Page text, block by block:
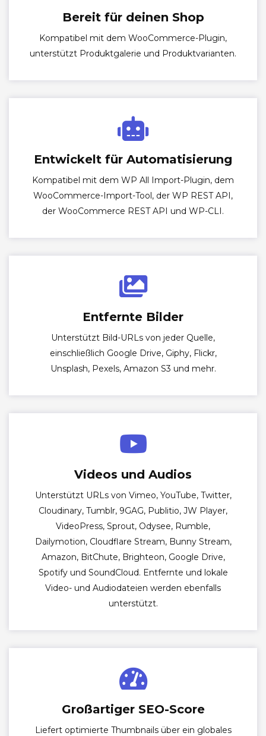
Bereit für deinen Shop
Kompatibel mit dem WooCommerce-Plugin,
unterstützt Produktgalerie und Produktvarianten.
Entwickelt für Automatisierung
Kompatibel mit dem WP All Import-Plugin, dem
WooCommerce-Import-Tool, der WP REST API,
der WooCommerce REST API und WP-CLI.
Entfernte Bilder
Unterstützt Bild-URLs von jeder Quelle,
einschließlich Google Drive, Giphy, Flickr,
Unsplash, Pexels, Amazon S3 und mehr.
Videos und Audios
Unterstützt URLs von Vimeo, YouTube, Twitter,
Cloudinary, Tumblr, 9GAG, Publitio, JW Player,
VideoPress, Sprout, Odysee, Rumble,
Dailymotion, Cloudflare Stream, Bunny Stream,
Amazon, BitChute, Brighteon, Google Drive,
Spotify und SoundCloud. Entfernte und lokale
Video- und Audiodateien werden ebenfalls
unterstützt.
Großartiger SEO-Score
Liefert optimierte Thumbnails über ein globales